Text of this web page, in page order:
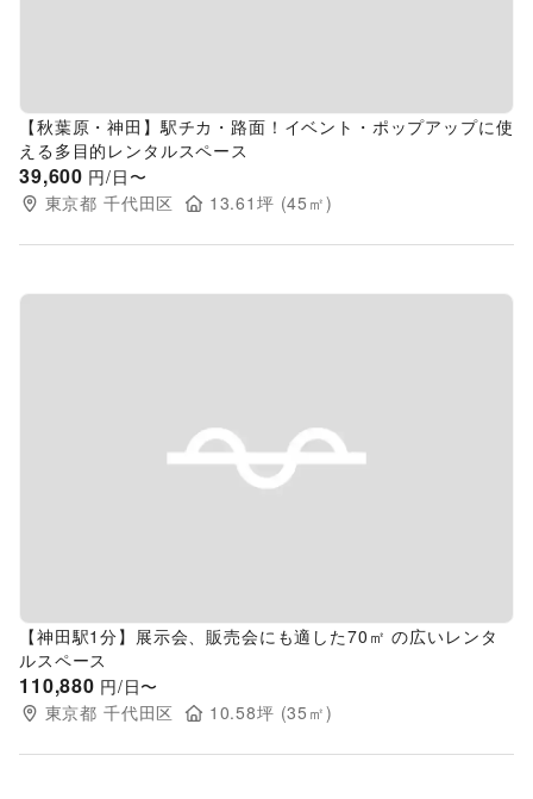
【秋葉原・神田】駅チカ・路面！イベント・ポップアップに使
える多目的レンタルスペース
39,600 円/日〜
東京都 千代田区 13.61 坪 (45 ㎡)
Previous slide
【神田駅1分】展示会、販売会にも適した70㎡ の広いレンタ
ルスペース
110,880 円/日〜
東京都 千代田区 10.58坪 (35 ㎡)